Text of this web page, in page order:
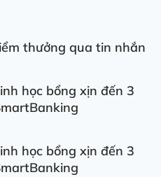
thưởng qua tin nhắn
học bổng xịn đến 3
học bổng xịn đến 3